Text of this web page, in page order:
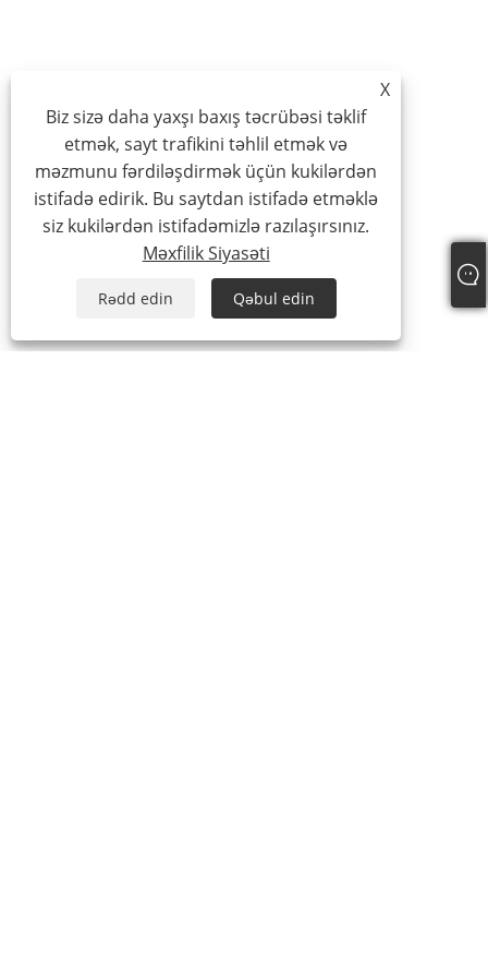
X
Biz sizə daha yaxşı baxış təcrübəsi təklif
etmək, sayt trafikini təhlil etmək və
məzmunu fərdiləşdirmək üçün kukilərdən
istifadə edirik. Bu saytdan istifadə etməklə
siz kukilərdən istifadəmizlə razılaşırsınız.
Məxfilik Siyasəti
Rədd edin Qəbul edin